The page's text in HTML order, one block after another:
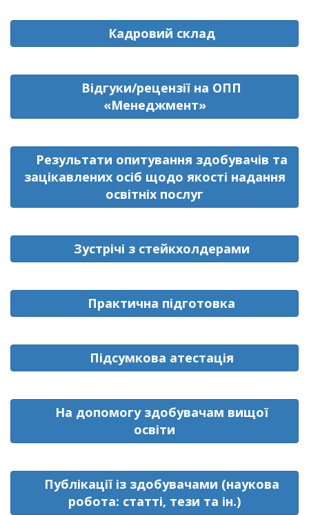
Кадровий склад
Відгуки/рецензії на ОПП
«Менеджмент»
Результати опитування здобувачів та
зацікавлених осіб щодо якості надання
освітніх послуг
Зустрічі з стейкхолдерами
Практична підготовка
Підсумкова атестація
На допомогу здобувачам вищої
освіти
Публікації із здобувачами (наукова
робота: статті, тези та ін.)